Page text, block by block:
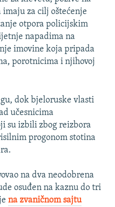
imaju za cilj oštećenje
otpora policijskim
napadima na
imovine koja pripada
porotnicima i njihovoj
dok bjeloruske vlasti
učesnicima
su izbili zbog reizbora
progonom stotina
na dva neodobrena
osuđen na kaznu do tri
na zvaničnom sajtu